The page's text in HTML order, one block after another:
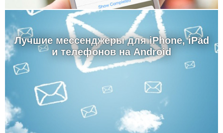
Лучшие мессенджеры для iPhone, iPad
и телефонов на Android